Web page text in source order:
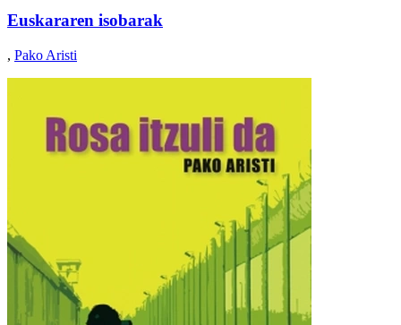
Euskararen isobarak
, Pako Aristi